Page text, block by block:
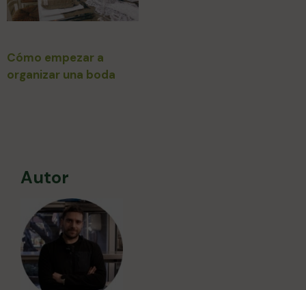
Cómo empezar a
organizar una boda
Autor